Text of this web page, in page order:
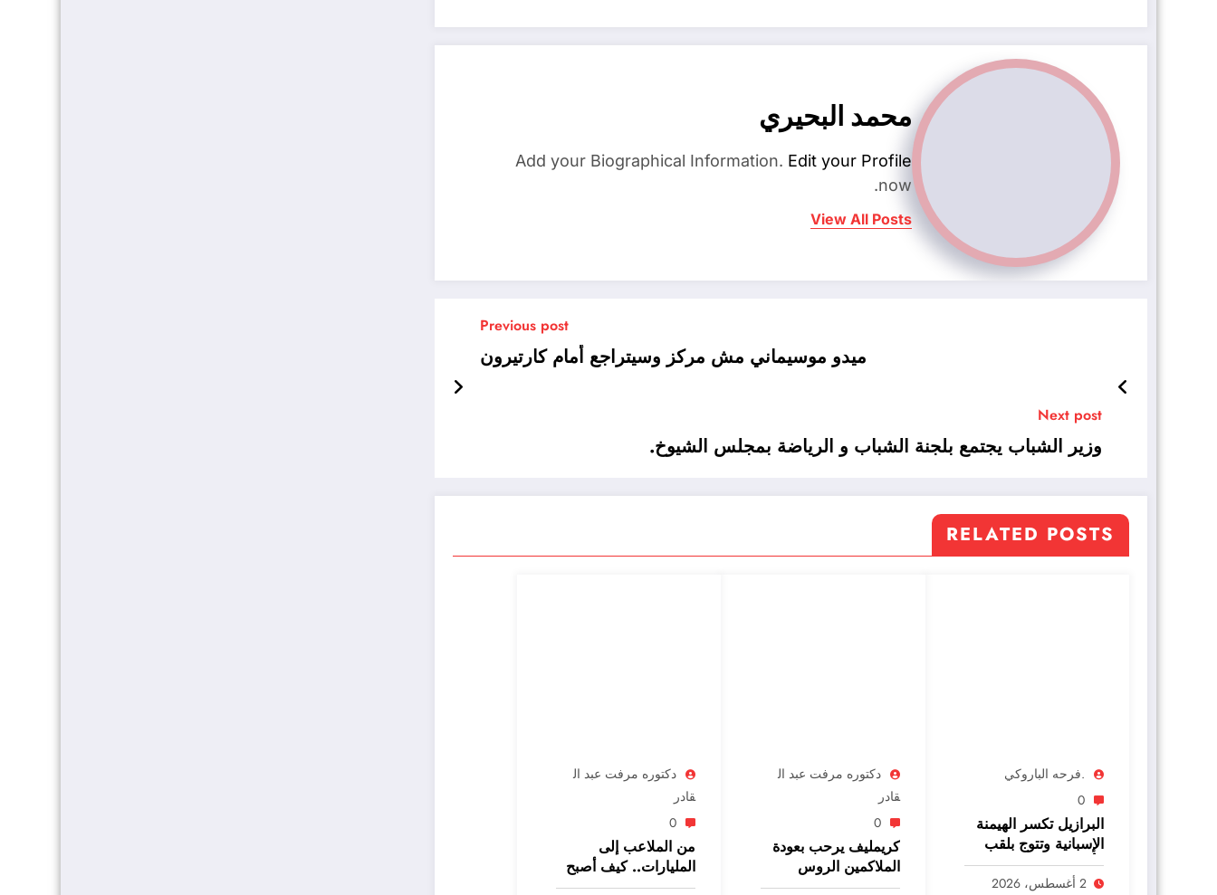
محمد البحيري
Add your Biographical Information. Edit your Profile
now.
View All Posts
Previous post
ميدو موسيماني مش مركز وسيتراجع أمام كارتيرون
Next post
وزير الشباب يجتمع بلجنة الشباب و الرياضة بمجلس الشيوخ.
RELATED POSTS
.فرحه الباروكي
0
البرازيل تكسر الهيمنة
الإسبانية وتتوج بلقب
كأس العالم للأندية
لدوري الملوك
2 أغسطس، 2026
دكتوره مرفت عبد ال
قادر
0
كريمليف يرحب بعودة
الملاكمين الروس
للمنافسات الدولية
دكتوره مرفت عبد ال
قادر
0
من الملاعب إلى
المليارات.. كيف أصبح
مونديال 2026 الأكثر